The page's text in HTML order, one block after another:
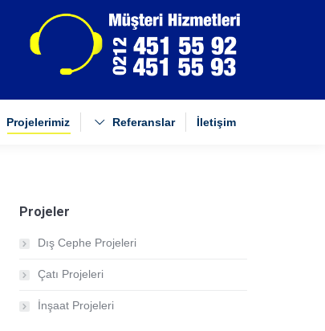
Projelerimiz Referanslar İletişim
Projeler
Dış Cephe Projeleri
Çatı Projeleri
İnşaat Projeleri